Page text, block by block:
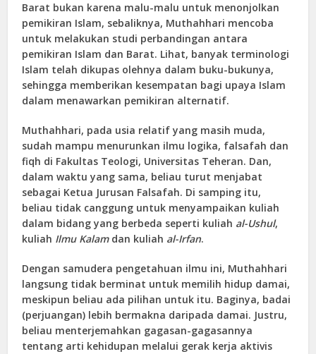
Barat bukan karena malu-malu untuk menonjolkan
pemikiran Islam, sebaliknya, Muthahhari mencoba
untuk melakukan studi perbandingan antara
pemikiran Islam dan Barat. Lihat, banyak terminologi
Islam telah dikupas olehnya dalam buku-bukunya,
sehingga memberikan kesempatan bagi upaya Islam
dalam menawarkan pemikiran alternatif.
Muthahhari, pada usia relatif yang masih muda,
sudah mampu menurunkan ilmu logika, falsafah dan
fiqh di Fakultas Teologi, Universitas Teheran. Dan,
dalam waktu yang sama, beliau turut menjabat
sebagai Ketua Jurusan Falsafah. Di samping itu,
beliau tidak canggung untuk menyampaikan kuliah
dalam bidang yang berbeda seperti kuliah al-Ushul,
kuliah Ilmu Kalamdan kuliah al-Irfan.
Dengan samudera pengetahuan ilmu ini, Muthahhari
langsung tidak berminat untuk memilih hidup damai,
meskipun beliau ada pilihan untuk itu. Baginya, badai
(perjuangan) lebih bermakna daripada damai. Justru,
beliau menterjemahkan gagasan-gagasannya
tentang arti kehidupan melalui gerak kerja aktivis